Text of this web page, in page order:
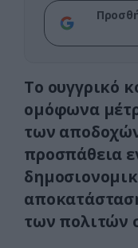
Το ουγγρικό
ομόφωνα
των
προσπάθεια
των πολιτών